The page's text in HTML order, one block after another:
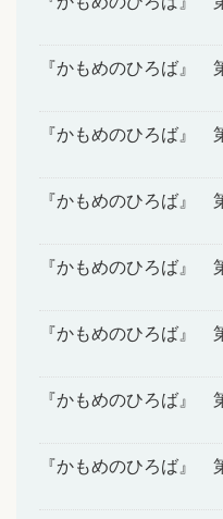
『かもめのひろば』
『かもめのひろば』
『かもめのひろば』
『かもめのひろば』
『かもめのひろば』
『かもめのひろば』
『かもめのひろば』